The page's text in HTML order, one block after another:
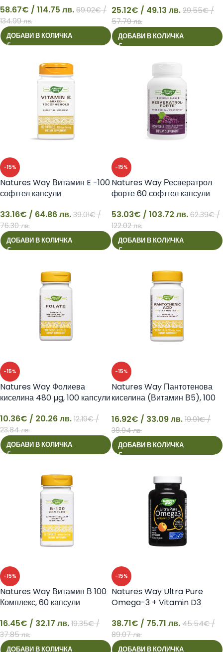
58
58.67€ / 114.75 лв. 69.02€/
134.99 лв.
ДОБАВИ В КОЛИЧКА
25
млрд. активни пробиотици, 30
софтгел капсули
25.12€ / 49.13 лв. 29.55€/
57.79 лв.
ДОБАВИ В КОЛИЧКА
-15%
33
Natures Way Витамин E -100
софтгел капсули
33.16€ / 64.86 лв. 39.01€/
76.30 лв.
ДОБАВИ В КОЛИЧКА
-15%
53
Natures Way Ресвератрол
форте 60 софтгел капсули
53.03€ / 103.72 лв. 62.39€/
122.02 лв.
ДОБАВИ В КОЛИЧКА
-15%
10
Natures Way Фолиева
киселина 480 µg, 100 капсули
10.36€ / 20.26 лв. 12.19€/
23.84 лв.
ДОБАВИ В КОЛИЧКА
-15%
16
Natures Way Пантотенова
киселина (Витамин В5), 100
16.92€ / 33.09 лв. 19.91€/
38.94 лв.
ДОБАВИ В КОЛИЧКА
-15%
16
Natures Way Витамин В 100
Комплекс, 60 капсули
16.45€ / 32.17 лв. 19.35€/
37.85 лв.
ДОБАВИ В КОЛИЧКА
-15%
38
Natures Way Ultra Pure
Omega-3 + Vitamin D3
38.71€ / 75.71 лв. 45.54€/
89.07 лв.
ДОБАВИ В КОЛИЧКА